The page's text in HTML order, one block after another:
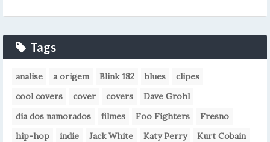
Tags
analise a origem Blink 182 blues
clipes
cool covers
cover covers
Dave Grohl
dia dos namorados
filmes Foo Fighters
Fresno
hip-hop
indie Jack White Katy Perry
Kurt Cobain